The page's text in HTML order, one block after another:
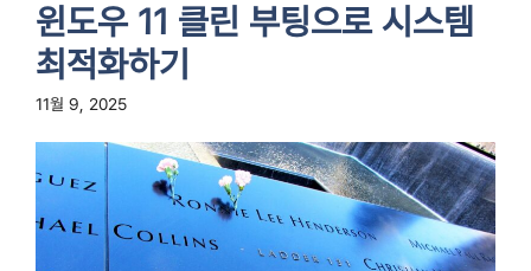
윈도우 11 클린 부팅으로 시스템
최적화하기
11월 9, 2025